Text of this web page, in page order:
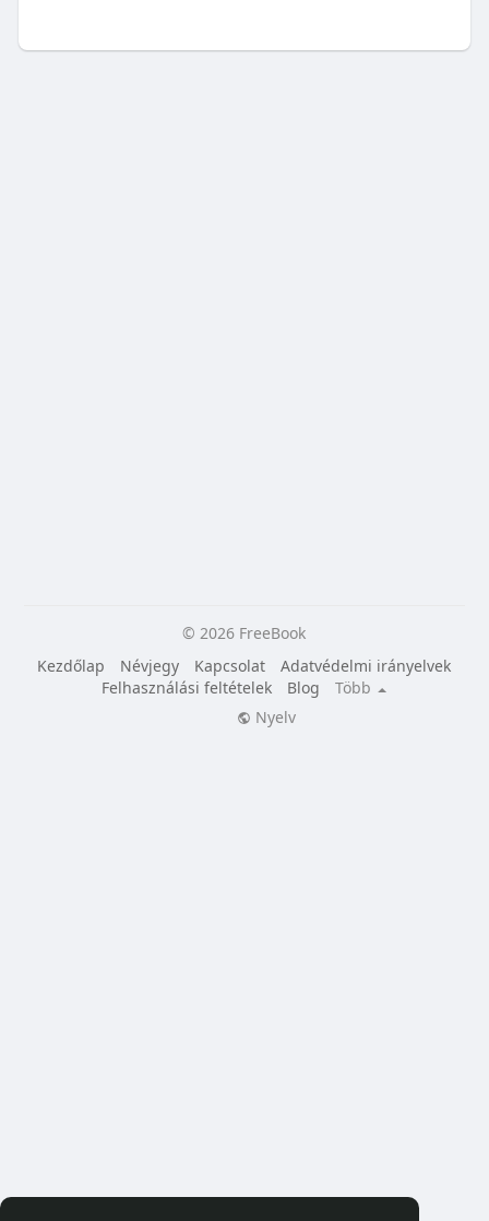
© 2026 FreeBook
Kezdőlap
Névjegy Kapcsolat
Adatvédelmi irányelvek
Felhasználási feltételek
Blog
Több
Nyelv